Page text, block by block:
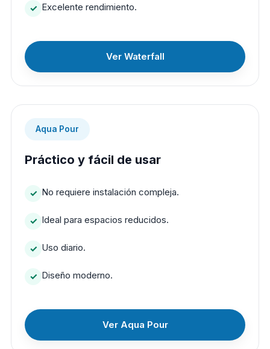
Excelente rendimiento.
Ver Waterfall
Aqua Pour
Práctico y fácil de usar
No requiere instalación compleja.
Ideal para espacios reducidos.
Uso diario.
Diseño moderno.
Ver Aqua Pour